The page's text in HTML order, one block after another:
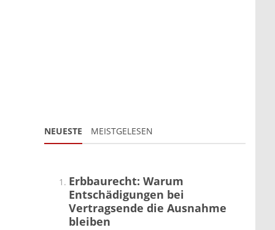
NEUESTE MEISTGELESEN
Erbbaurecht: Warum
Entschädigungen bei
Vertragsende die Ausnahme
bleiben